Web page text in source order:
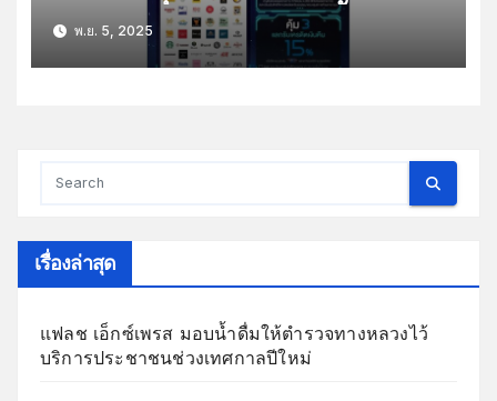
“MEGA SHOP TO THE MOON”
ช็อปรับคุ้ม ทะลุขีดจำกัด มอบสิทธิ
พิเศษถึง 3 ต่อสุดคุ้มวันนี้-4 ม.ค.69
พ.ย. 5, 2025
เรื่องล่าสุด
แฟลช เอ็กซ์เพรส มอบน้ำดื่มให้ตำรวจทางหลวงไว้
บริการประชาชนช่วงเทศกาลปีใหม่